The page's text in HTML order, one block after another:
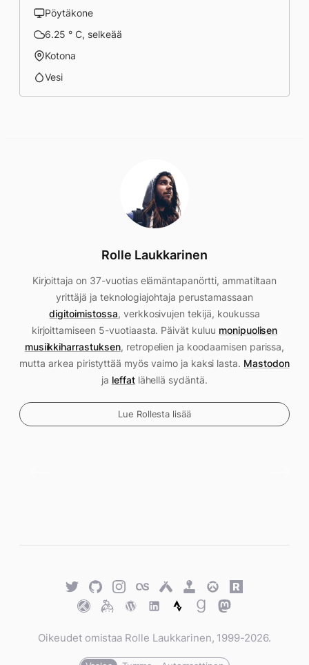
Pöytäkone
6.25 ° C, selkeää
Kotona
Vesi
Rolle Laukkarinen
Kirjoittaja on 37-vuotias elämäntapanörtti, ammatiltaan
yrittäjä ja teknologiajohtaja perustamassaan
digitoimistossa, verkkosivujen tekijä, koukussa
kirjoittamiseen 5-vuotiaasta. Päivät kuluu monipuolisen
musiikkiharrastuksen, retropelien ja koodaamisen parissa,
mutta arkea piristyttää myös vaimo ja kaksi lasta. Mastodon
ja leffatlähellä sydäntä.
Lue Rollesta lisää
TwitterGitHubTwitterLast.fmUntappd
Retro
Achievements
Overwatch
Rawg.io
TraktKeybaseWordPress
WordPress
StravaGoodreads
Mastodon
Oikeudet omistaa Rolle Laukkarinen, 1999-2026.